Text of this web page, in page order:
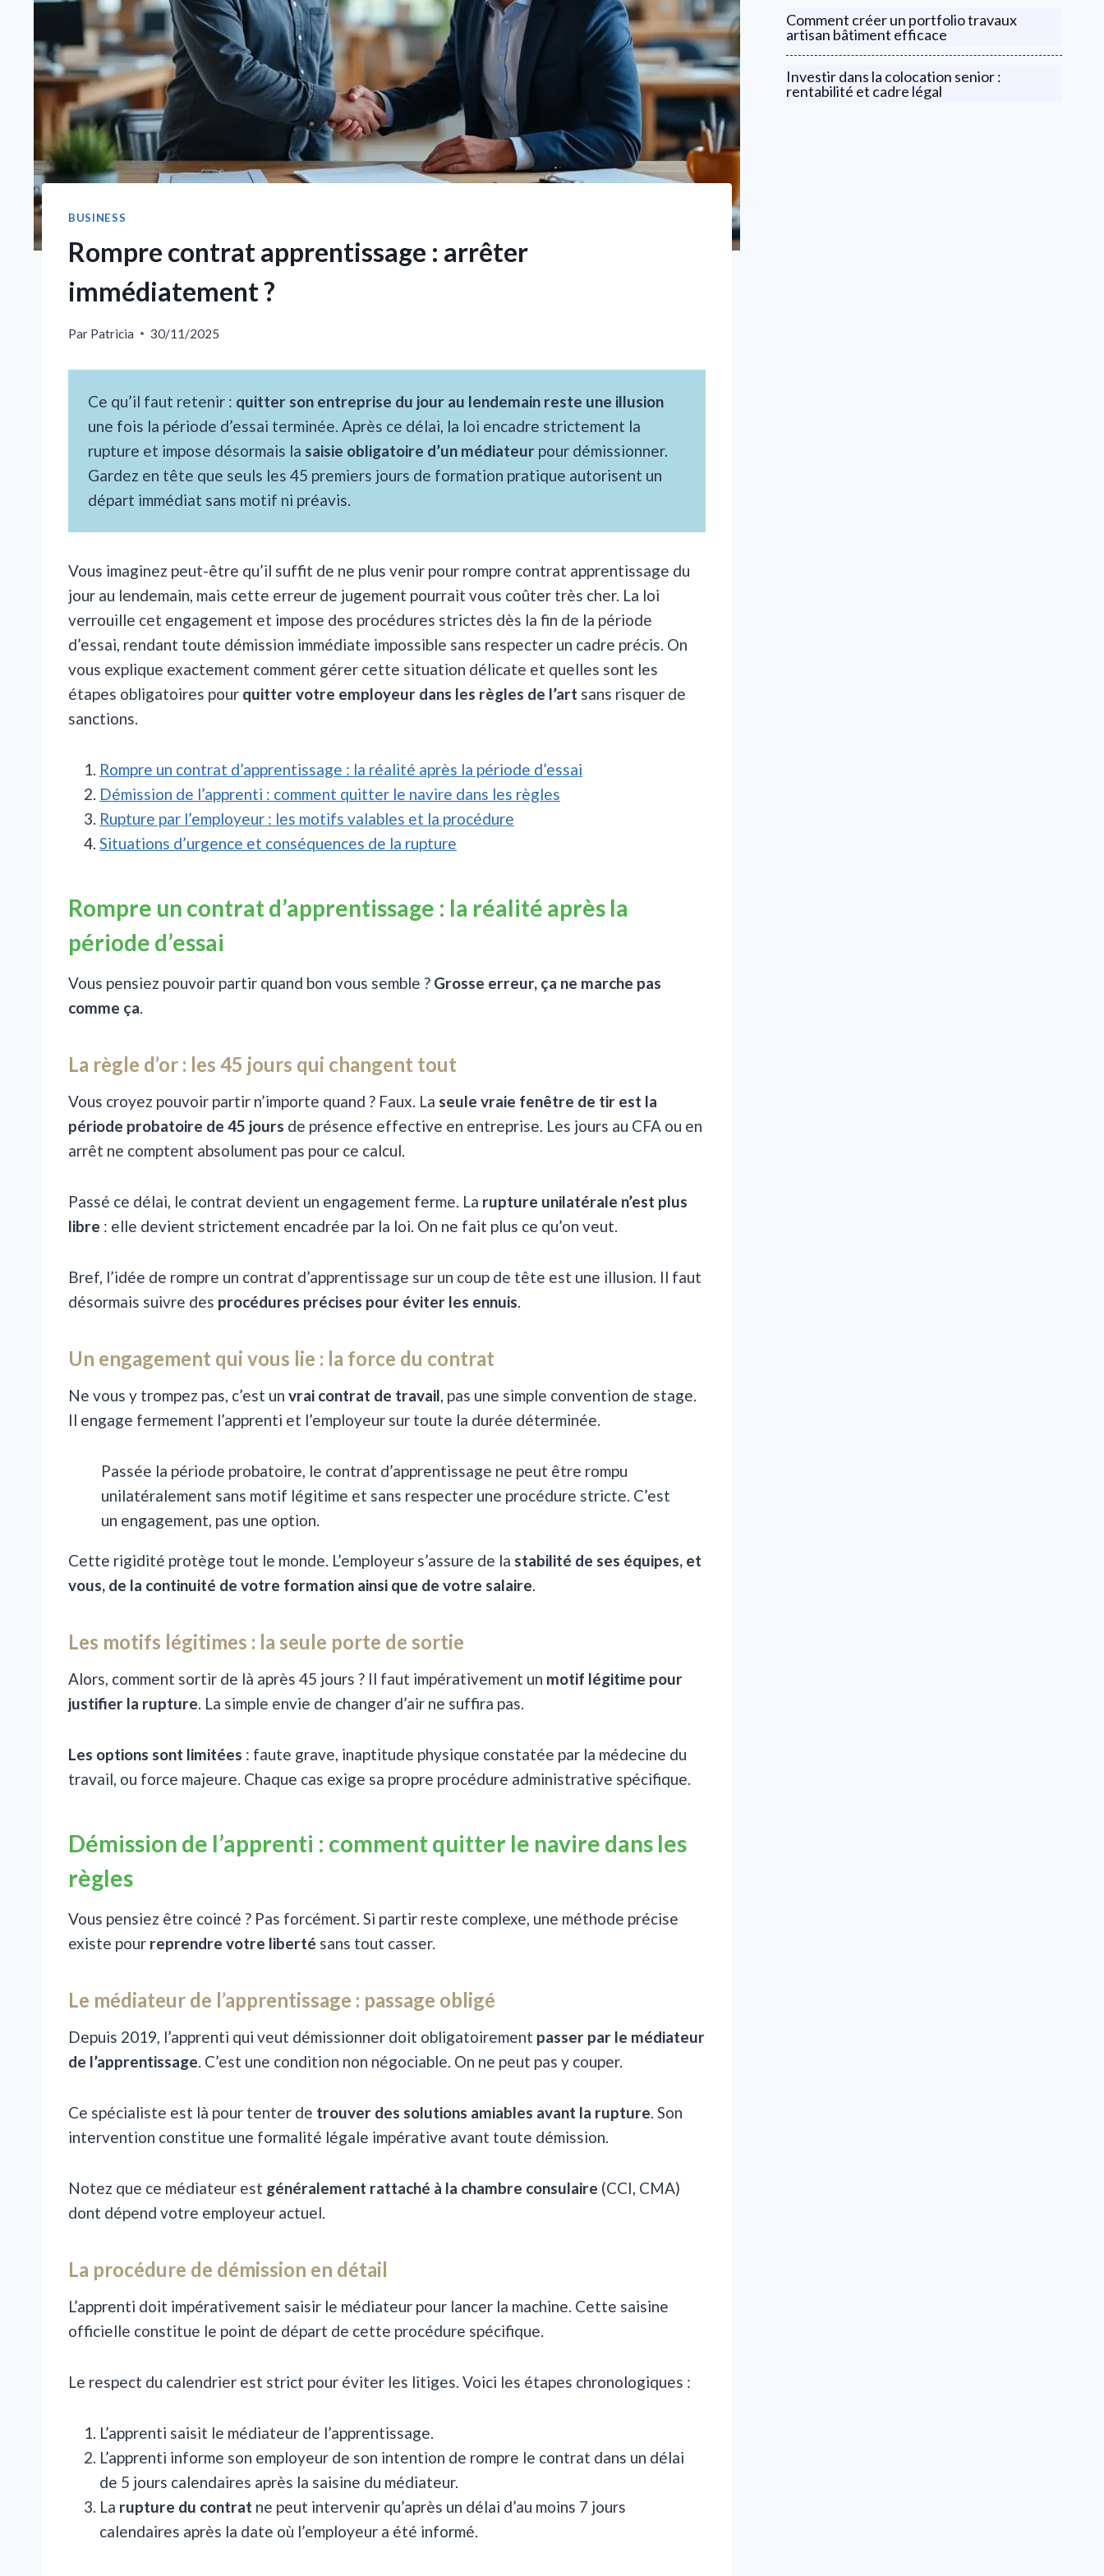
BUSINESS
Rompre contrat apprentissage : arrêter
immédiatement ?
Par Patricia 30/11/2025
Ce qu’il faut retenir : quitter son entreprise du jour au lendemain reste une illusion
une fois la période d’essai terminée. Après ce délai, la loi encadre strictement la
rupture et impose désormais la saisie obligatoire d’un médiateur pour démissionner.
Gardez en tête que seuls les 45 premiers jours de formation pratique autorisent un
départ immédiat sans motif ni préavis.
Vous imaginez peut-être qu’il suffit de ne plus venir pour rompre contrat apprentissage du
jour au lendemain, mais cette erreur de jugement pourrait vous coûter très cher. La loi
verrouille cet engagement et impose des procédures strictes dès la fin de la période
d’essai, rendant toute démission immédiate impossible sans respecter un cadre précis. On
vous explique exactement comment gérer cette situation délicate et quelles sont les
étapes obligatoires pour quitter votre employeur dans les règles de l’art sans risquer de
sanctions.
Rompre un contrat d’apprentissage : la réalité après la période d’essai
Démission de l’apprenti : comment quitter le navire dans les règles
Rupture par l’employeur : les motifs valables et la procédure
Situations d’urgence et conséquences de la rupture
Rompre un contrat d’apprentissage : la réalité après la
période d’essai
Vous pensiez pouvoir partir quand bon vous semble ? Grosse erreur, ça ne marche pas
comme ça.
La règle d’or : les 45 jours qui changent tout
Vous croyez pouvoir partir n’importe quand ? Faux. La seule vraie fenêtre de tir est la
période probatoire de 45 jours de présence effective en entreprise. Les jours au CFA ou en
arrêt ne comptent absolument pas pour ce calcul.
Passé ce délai, le contrat devient un engagement ferme. La rupture unilatérale n’est plus
libre : elle devient strictement encadrée par la loi. On ne fait plus ce qu’on veut.
Bref, l’idée de rompre un contrat d’apprentissage sur un coup de tête est une illusion. Il faut
désormais suivre des procédures précises pour éviter les ennuis.
Un engagement qui vous lie : la force du contrat
Ne vous y trompez pas, c’est un vrai contrat de travail, pas une simple convention de stage.
Il engage fermement l’apprenti et l’employeur sur toute la durée déterminée.
Passée la période probatoire, le contrat d’apprentissage ne peut être rompu
unilatéralement sans motif légitime et sans respecter une procédure stricte. C’est
un engagement, pas une option.
Cette rigidité protège tout le monde. L’employeur s’assure de la stabilité de ses équipes, et
vous, de la continuité de votre formation ainsi que de votre salaire.
Les motifs légitimes : la seule porte de sortie
Alors, comment sortir de là après 45 jours ? Il faut impérativement un motif légitime pour
justifier la rupture. La simple envie de changer d’air ne suffira pas.
Les options sont limitées : faute grave, inaptitude physique constatée par la médecine du
travail, ou force majeure. Chaque cas exige sa propre procédure administrative spécifique.
Démission de l’apprenti : comment quitter le navire dans les
règles
Vous pensiez être coincé ? Pas forcément. Si partir reste complexe, une méthode précise
existe pour reprendre votre liberté sans tout casser.
Le médiateur de l’apprentissage : passage obligé
Depuis 2019, l’apprenti qui veut démissionner doit obligatoirement passer par le médiateur
de l’apprentissage. C’est une condition non négociable. On ne peut pas y couper.
Ce spécialiste est là pour tenter de trouver des solutions amiables avant la rupture. Son
intervention constitue une formalité légale impérative avant toute démission.
Notez que ce médiateur est généralement rattaché à la chambre consulaire (CCI, CMA)
dont dépend votre employeur actuel.
La procédure de démission en détail
L’apprenti doit impérativement saisir le médiateur pour lancer la machine. Cette saisine
officielle constitue le point de départ de cette procédure spécifique.
Le respect du calendrier est strict pour éviter les litiges. Voici les étapes chronologiques :
L’apprenti saisit le médiateur de l’apprentissage.
L’apprenti informe son employeur de son intention de rompre le contrat dans un délai
de 5 jours calendaires après la saisine du médiateur.
La rupture du contrat ne peut intervenir qu’après un délai d’au moins 7 jours
calendaires après la date où l’employeur a été informé.
Comment créer un portfolio travaux
artisan bâtiment efficace
Investir dans la colocation senior :
rentabilité et cadre légal